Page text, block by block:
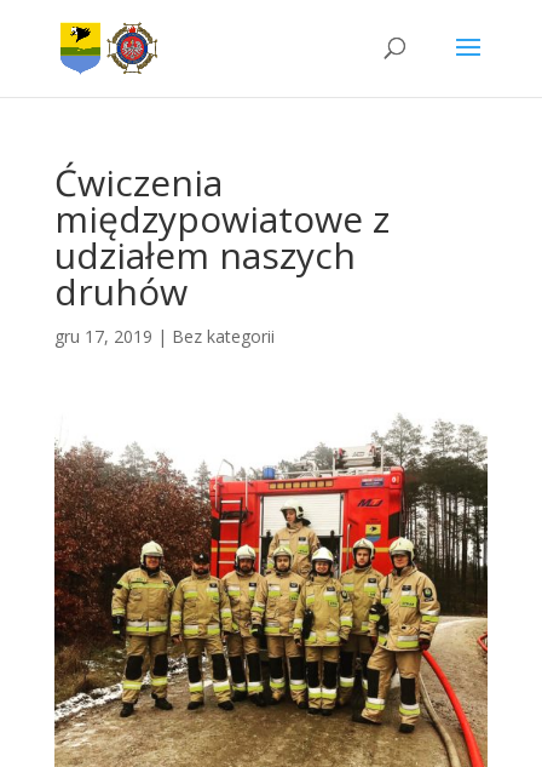
Ćwiczenia
międzypowiatowe z
udziałem naszych
druhów
gru 17, 2019 | Bez kategorii